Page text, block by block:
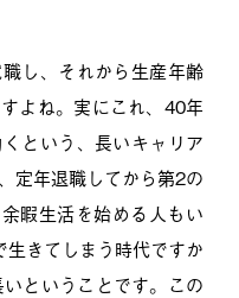
し、それから生産年齢
よね。実にこれ、40年
という、長いキャリア
定年退職してから第2の
暇生活を始める人もい
きてしまう時代ですか
ということです。この